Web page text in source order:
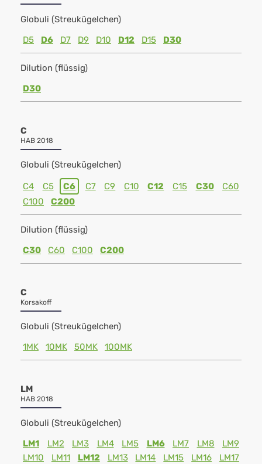
Globuli (Streukügelchen)
D5
D6 D7 D9 D10 D12 D15 D30
Dilution (flüssig)
D30
C
HAB 2018
Globuli (Streukügelchen)
C4 C5 C6 C7 C9 C10 C12 C15 C30
C60
C100
C200
Dilution (flüssig)
C30
C60 C100 C200
C
Korsakoff
Globuli (Streukügelchen)
1MK
10MK 50MK 100MK
LM
HAB 2018
Globuli (Streukügelchen)
LM1
LM2 LM3 LM4 LM5 LM6 LM7 LM8
LM9
LM10
LM11 LM12 LM13 LM14 LM15 LM16 LM17